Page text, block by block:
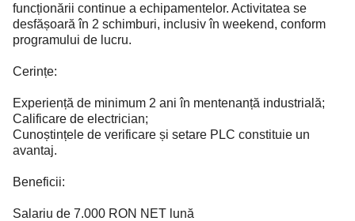
funcționării continue a echipamentelor. Activitatea se
desfășoară în 2 schimburi, inclusiv în weekend, conform
programului de lucru.
Cerințe:
Experiență de minimum 2 ani în mentenanță industrială;
Calificare de electrician;
Cunoștințele de verificare și setare PLC constituie un
avantaj.
Beneficii:
Salariu de 7.000 RON NET lună